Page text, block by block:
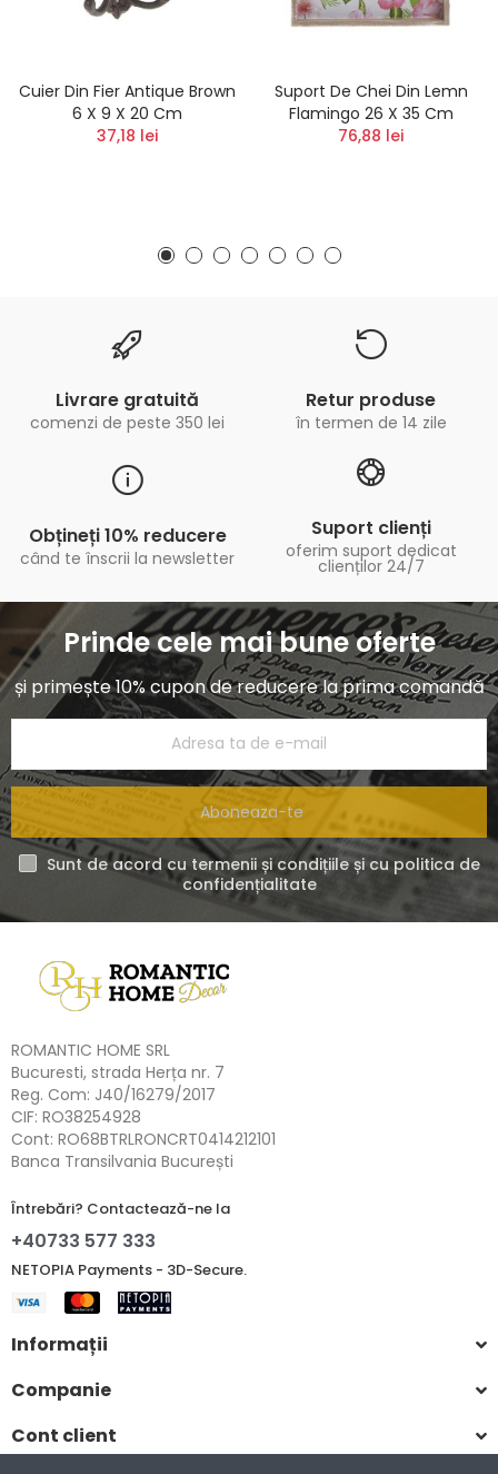
Cuier Din Fier Antique Brown
6 X 9 X 20 Cm
37,18 lei
Suport De Chei Din Lemn
Flamingo 26 X 35 Cm
76,88 lei
Livrare gratuită
comenzi de peste 350 lei
Retur produse
în termen de 14 zile
Obțineți 10% reducere
când te înscrii la newsletter
Suport clienți
oferim suport dedicat
clienților 24/7
Prinde cele mai bune oferte
și primește 10% cupon de reducere la prima comandă
Aboneaza-te
Sunt de acord cu termenii și condițiile și cu politica de
confidențialitate
ROMANTIC HOME SRL
Bucuresti, strada Herța nr. 7
Reg. Com: J40/16279/2017
CIF: RO38254928
Cont: RO68BTRLRONCRT0414212101
Banca Transilvania București
Întrebări? Contactează-ne la
+40733 577 333
NETOPIA Payments - 3D-Secure.
Informații
Companie
Cont client